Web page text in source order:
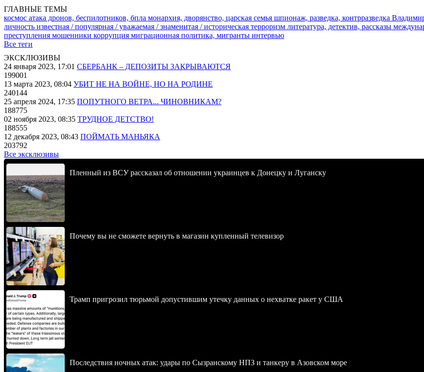
ГЛАВНЫЕ ТЕМЫ
космос атака дронов, беспилотников, бпла монархия, дворянство, царская семья шпионаж, разведка, контрразведка
личность известная / популярная / уважаемая / знаменитая / историческая терроризм литература, детектив, рассказы
преступления мошенники коррупция миграционная политика, мигранты интервью
Все теги
ЭКСКЛЮЗИВЫ
24 января 2023, 17:01 СБЕРБАНК – ДЕПОЗИТЫ ЗАКРЫВАЮТСЯ
199001
13 марта 2023, 08:04 УБИТ НЕ НА ВОЙНЕ, НО НА РОДИНЕ
240144
25 апреля 2024, 17:35 ПОПУТНОГО ВЕТРА... ЧИНОВНИКАМ?
188775
02 ноября 2023, 08:35 ТРУДНОЕ ДЕТСТВО!
188555
12 декабря 2023, 08:43 ПОЙМАТЬ МАНЬЯКА
203792
Все эксклюзивы
Пленный из ВСУ рассказал об отношении украинцев к Донецку и Луганску
Почему вы не сможете вернуть в магазин купленный телевизор
Трамп пригрозил тюрьмой допустившим утечку данных о нехватке ракет у США
Последствия ночных атак: удары по Сызранскому НПЗ и танкеру в Азовском море